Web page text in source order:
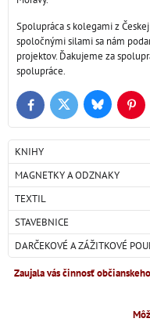
Spolupráca s kolegami z
spoločnými silami sa nám
projektov. Ďakujeme za
spolupráce.
FacebookTwitter Bluesky
KNIHY
MAGNETKY A ODZNAKY
TEXTIL
STAVEBNICE
DARČEKOVÉ A ZÁŽITKOVÉ
Zaujala vás činnosť